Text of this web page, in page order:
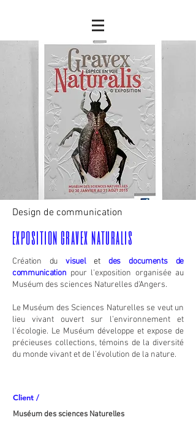
Design de communication
exposition gravex naturalis
Création duvisuel et
des documents de
communication pour l'exposition organisée au
Muséum des sciences Naturelles d'Angers.
Le Muséum des Sciences Naturelles se veut un
lieu vivant ouvert sur l’environnement et
l’écologie. Le Muséum développe et expose de
précieuses collections, témoins de la diversité
du monde vivant et de l’évolution de la nature.
Client /
Muséum des sciences Naturelles